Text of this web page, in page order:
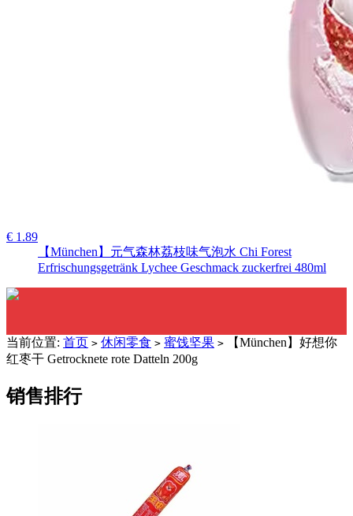
€ 1.89
【München】元气森林荔枝味气泡水 Chi Forest
Erfrischungsgetränk Lychee Geschmack zuckerfrei 480ml
当前位置: 首页 > 休闲零食 > 蜜饯坚果 > 【München】好想你
红枣干 Getrocknete rote Datteln 200g
销售排行